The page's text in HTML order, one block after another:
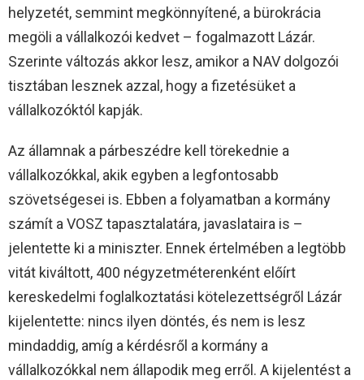
helyzetét, semmint megkönnyítené, a bürokrácia
megöli a vállalkozói kedvet – fogalmazott Lázár.
Szerinte változás akkor lesz, amikor a NAV dolgozói
tisztában lesznek azzal, hogy a fizetésüket a
vállalkozóktól kapják.
Az államnak a párbeszédre kell törekednie a
vállalkozókkal, akik egyben a legfontosabb
szövetségesei is. Ebben a folyamatban a kormány
számít a VOSZ tapasztalatára, javaslataira is –
jelentette ki a miniszter. Ennek értelmében a legtöbb
vitát kiváltott, 400 négyzetméterenként előírt
kereskedelmi foglalkoztatási kötelezettségről Lázár
kijelentette: nincs ilyen döntés, és nem is lesz
mindaddig, amíg a kérdésről a kormány a
vállalkozókkal nem állapodik meg erről. A kijelentést a